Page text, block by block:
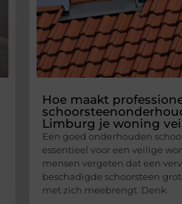
Hoe maakt
Limburg je woning
Een goed onderhouden
essentieel voor een veilige
mensen vergeten dat een
beschadigde schoorsteen
met zich meebrengt. Denk